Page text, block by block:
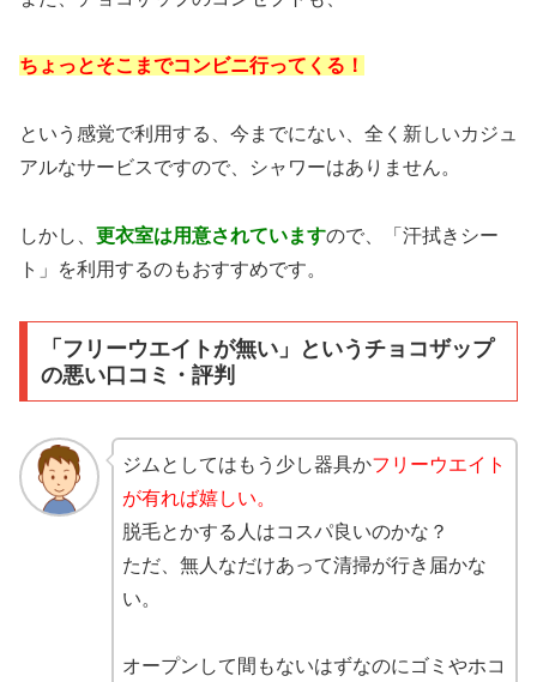
ちょっとそこまでコンビニ行ってくる！
という感覚で利用する、今までにない、全く新しいカジュ
アルなサービスですので、シャワーはありません。
しかし、 更衣室は用意されていますので、「汗拭きシー
ト」を利用するのもおすすめです。
「フリーウエイトが無い」というチョコザップ
の悪い口コミ・評判
ジムとしてはもう少し器具かフリーウエイト
が有れば嬉しい。
脱毛とかする人はコスパ良いのかな？
ただ、無人なだけあって清掃が行き届かな
い。
オープンして間もないはずなのにゴミやホコ